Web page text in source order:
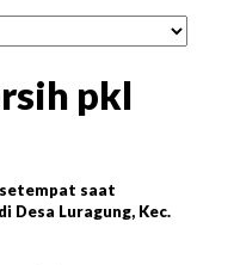
pkl
saat
Desa Luragung, Kec.